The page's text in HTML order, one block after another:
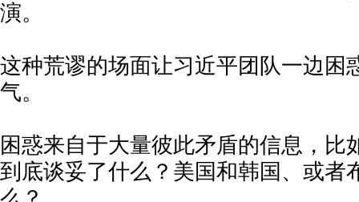
演。
这种荒谬的场面让习近平团队一边困
气。
困惑来自于大量彼此矛盾的信息，比
到底谈妥了什么？美国和韩国、或者